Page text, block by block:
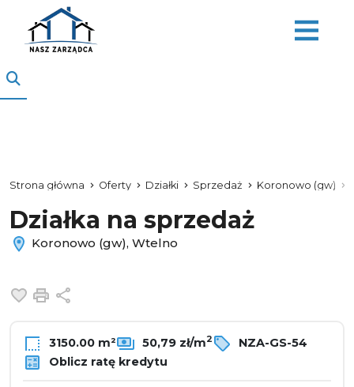
Strona główna Oferty Działki Sprzedaż Koronowo (gw)
Działka na sprzedaż
Koronowo (gw), Wtelno
Dodaj do ulubionych
Drukuj
3150.00 m² 50,79 zł/m2
NZA-GS-54
Oblicz ratę kredytu